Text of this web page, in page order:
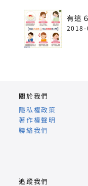
有這
關於我們
隱私權政策
著作權聲明
聯絡我們
追蹤我們